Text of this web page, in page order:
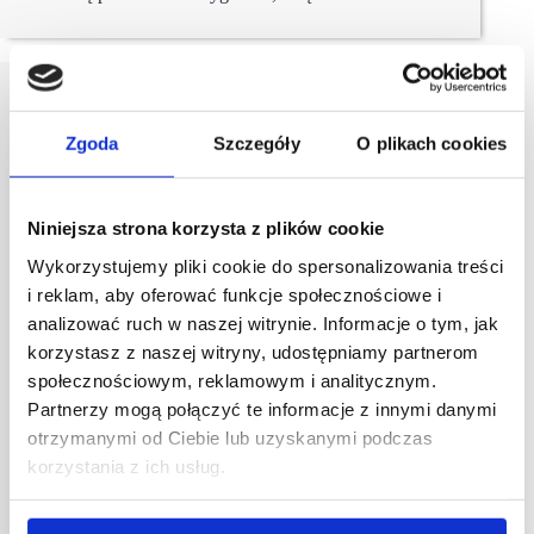
Zgoda Szczegóły O plikach cookies
Niniejsza strona korzysta z plików cookie
Wykorzystujemy pliki cookie do spersonalizowania treści
i reklam, aby oferować funkcje społecznościowe i
analizować ruch w naszej witrynie. Informacje o tym, jak
korzystasz z naszej witryny, udostępniamy partnerom
społecznościowym, reklamowym i analitycznym.
Partnerzy mogą połączyć te informacje z innymi danymi
otrzymanymi od Ciebie lub uzyskanymi podczas
korzystania z ich usług.